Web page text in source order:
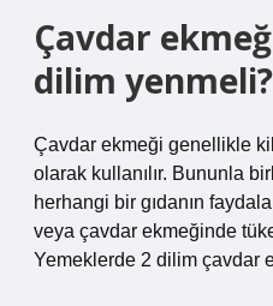
Çavdar
dilim yenmeli?
Çavdar ekmeği genellikle
olarak kullanılır. Bununla
herhangi bir gıdanın
veya çavdar ekmeğinde
Yemeklerde 2 dilim çavdar